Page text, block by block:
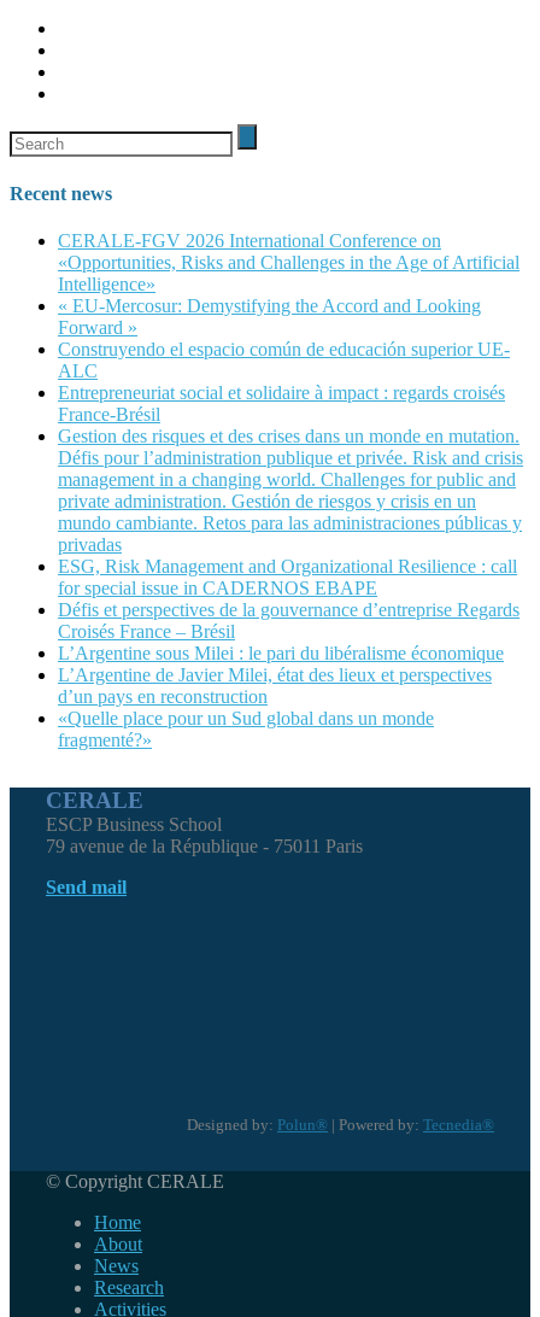
Recent news
CERALE-FGV 2026 International Conference on
«Opportunities, Risks and Challenges in the Age of Artificial
Intelligence»
« EU-Mercosur: Demystifying the Accord and Looking
Forward »
Construyendo el espacio común de educación superior UE-
ALC
Entrepreneuriat social et solidaire à impact : regards croisés
France-Brésil
Gestion des risques et des crises dans un monde en mutation.
Défis pour l’administration publique et privée. Risk and crisis
management in a changing world. Challenges for public and
private administration. Gestión de riesgos y crisis en un
mundo cambiante. Retos para las administraciones públicas y
privadas
ESG, Risk Management and Organizational Resilience : call
for special issue in CADERNOS EBAPE
Défis et perspectives de la gouvernance d’entreprise Regards
Croisés France – Brésil
L’Argentine sous Milei : le pari du libéralisme économique
L’Argentine de Javier Milei, état des lieux et perspectives
d’un pays en reconstruction
«Quelle place pour un Sud global dans un monde
fragmenté?»
CERALE
ESCP Business School
79 avenue de la République - 75011 Paris
Send mail
Designed by: Polun® | Powered by: Tecnedia®
© Copyright CERALE
Home
About
News
Research
Activities